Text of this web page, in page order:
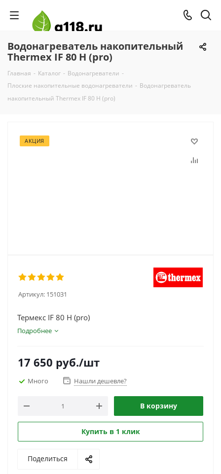
Водонагреватель накопительный
Thermex IF 80 H (pro)
Главная - Каталог - Водонагреватели -
Плоские накопительные водонагреватели - Водонагреватель
накопительный Thermex IF 80 H (pro)
АКЦИЯ
Артикул: 151031
Термекс IF 80 H (pro)
Подробнее
17 650 руб./шт
Много Нашли дешевле?
В корзину
Купить в 1 клик
Поделиться